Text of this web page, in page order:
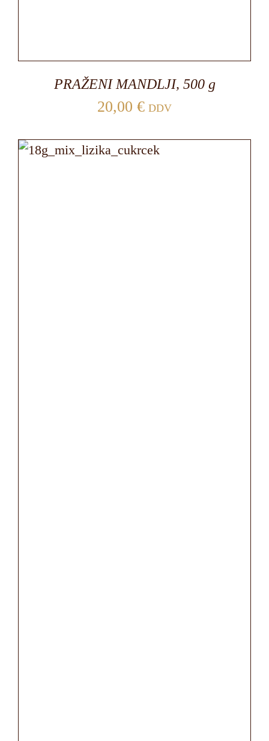
PRAŽENI MANDLJI, 500 g
20,00 € DDV